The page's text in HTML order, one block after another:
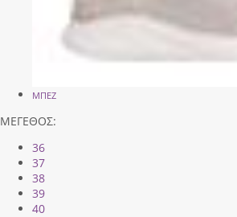
ΜΠΕΖ
ΜΕΓΕΘΟΣ:
36
37
38
39
40